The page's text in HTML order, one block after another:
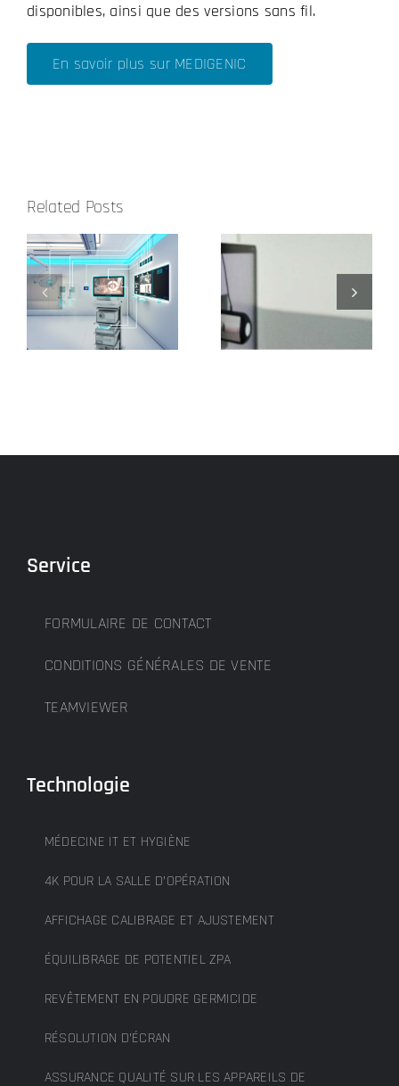
disponibles, ainsi que des versions sans fil.
En savoir plus sur MEDIGENIC
Related Posts
Calibrage de
référence
4k pour le
bloc
Service
FORMULAIRE DE CONTACT
CONDITIONS GÉNÉRALES DE VENTE
TEAMVIEWER
Technologie
MÉDECINE IT ET HYGIÈNE
4K POUR LA SALLE D’OPÉRATION
AFFICHAGE CALIBRAGE ET AJUSTEMENT
ÉQUILIBRAGE DE POTENTIEL ZPA
REVÊTEMENT EN POUDRE GERMICIDE
RÉSOLUTION D’ÉCRAN
ASSURANCE QUALITÉ SUR LES APPAREILS DE